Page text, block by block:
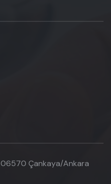
06570 Çankaya/Ankara